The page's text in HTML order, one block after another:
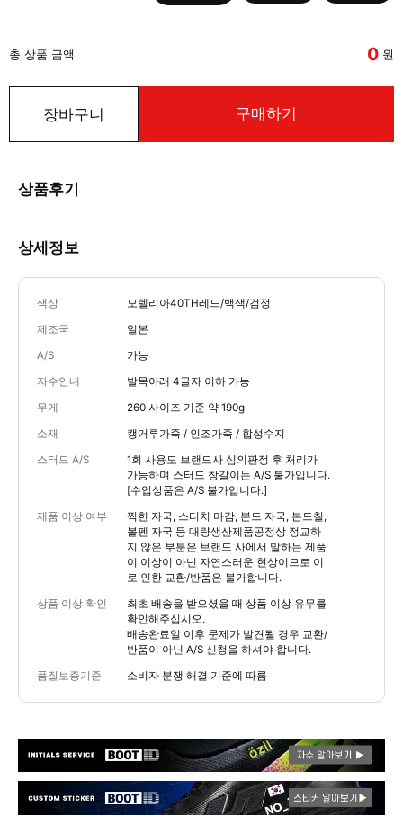
총 상품 금액 0 원
장바구니 구매하기
상품후기
상세정보
색상 모렐리아40TH레드/백색/검정
제조국 일본
A/S 가능
자수안내 발목아래 4글자 이하 가능
무게 260 사이즈 기준 약 190g
소재 캥거루가죽 / 인조가죽 / 합성수지
스터드 A/S
1회 사용도 브랜드사 심의판정 후 처리가
가능하며 스터드 창갈이는 A/S 불가입니다.
[수입상품은 A/S 불가입니다.]
제품 이상 여부
찍힌 자국, 스티치 마감, 본드 자국, 본드칠,
볼펜 자국 등 대량생산제품공정상 정교하
지 않은 부분은 브랜드 사에서 말하는 제품
이 이상이 아닌 자연스러운 현상이므로 이
로 인한 교환/반품은 불가합니다.
상품 이상 확인
최초 배송을 받으셨을 때 상품 이상 유무를
확인해주십시오.
배송완료일 이후 문제가 발견될 경우 교환/
반품이 아닌 A/S 신청을 하셔야 합니다.
품질보증기준 소비자 분쟁 해결 기준에 따름